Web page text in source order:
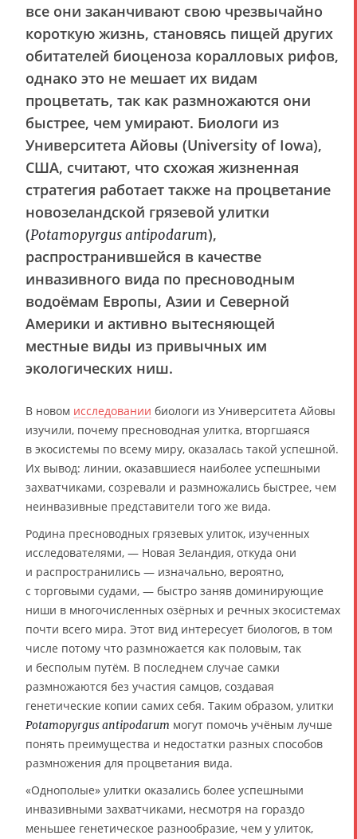
все они заканчивают свою чрезвычайно
короткую жизнь, становясь пищей других
обитателей биоценоза коралловых рифов,
однако это не мешает их видам
процветать, так как размножаются они
быстрее, чем умирают. Биологи из
Университета Айовы (University of Iowa),
США, считают, что схожая жизненная
стратегия работает также на процветание
новозеландской грязевой улитки
(Potamopyrgus antipodarum),
распространившейся в качестве
инвазивного вида по пресноводным
водоёмам Европы, Азии и Северной
Америки и активно вытесняющей
местные виды из привычных им
экологических ниш.
В новом исследовании биологи из Университета Айовы
изучили, почему пресноводная улитка, вторгшаяся
в экосистемы по всему миру, оказалась такой успешной.
Их вывод: линии, оказавшиеся наиболее успешными
захватчиками, созревали и размножались быстрее, чем
неинвазивные представители того же вида.
Родина пресноводных грязевых улиток, изученных
исследователями, — Новая Зеландия, откуда они
и распространились — изначально, вероятно,
с торговыми судами, — быстро заняв доминирующие
ниши в многочисленных озёрных и речных экосистемах
почти всего мира. Этот вид интересует биологов, в том
числе потому что размножается как половым, так
и бесполым путём. В последнем случае самки
размножаются без участия самцов, создавая
генетические копии самих себя. Таким образом, улитки
Potamopyrgus antipodarum могут помочь учёным лучше
понять преимущества и недостатки разных способов
размножения для процветания вида.
«Однополые» улитки оказались более успешными
инвазивными захватчиками, несмотря на гораздо
меньшее генетическое разнообразие, чем у улиток,